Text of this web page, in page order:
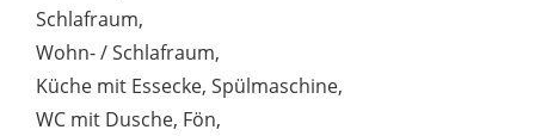
Schlafraum,
Wohn- / Schlafraum,
Küche mit Essecke, Spülmaschine,
WC mit Dusche, Fön,